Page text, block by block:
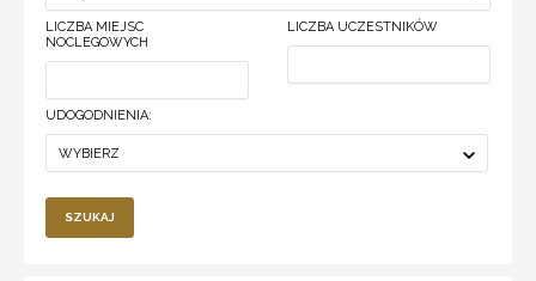
LICZBA MIEJSC
NOCLEGOWYCH
LICZBA UCZESTNIKÓW
UDOGODNIENIA:
WYBIERZ
SZUKAJ